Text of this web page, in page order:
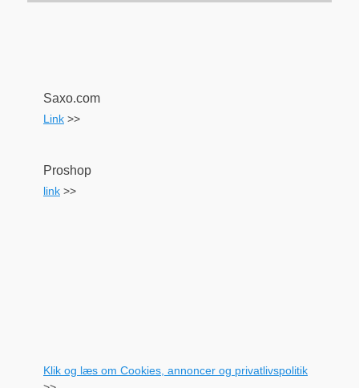
Saxo.com
Link >>
Proshop
link >>
Klik og læs om Cookies, annoncer og privatlivspolitik